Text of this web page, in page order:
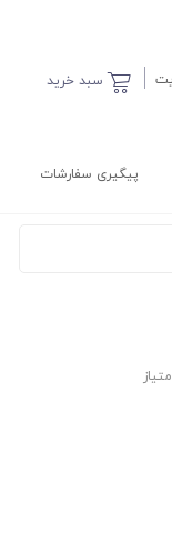
سبد خرید
پیگیری سفارشات